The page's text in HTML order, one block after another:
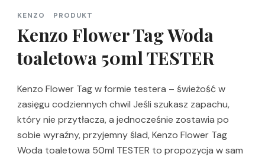
KENZO PRODUKT
Kenzo Flower Tag Woda
toaletowa 50ml TESTER
Kenzo Flower Tag w formie testera – świeżość w
zasięgu codziennych chwil Jeśli szukasz zapachu,
który nie przytłacza, a jednocześnie zostawia po
sobie wyraźny, przyjemny ślad, Kenzo Flower Tag
Woda toaletowa 50ml TESTER to propozycja w sam